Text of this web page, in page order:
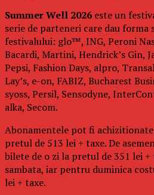
Summer Well 2026 este un
serie de parteneri care dau forma
festivalului: glo™, ING, Peroni
Bacardi, Martini, Hendrick’s Gin,
Pepsi, Fashion Days, alpro,
Lay’s, e-on, FABIZ, Bucharest
syoss, Persil, Sensodyne,
alka, Secom.
Abonamentele pot fi
pretul de 513 lei + taxe. De
bilete de o zi la pretul de 351 lei
sambata, iar pentru duminica
lei + taxe.